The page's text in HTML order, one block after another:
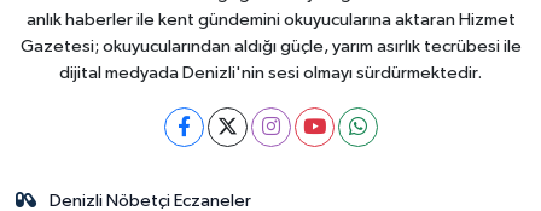
anlık haberler ile kent gündemini okuyucularına aktaran Hizmet
Gazetesi; okuyucularından aldığı güçle, yarım asırlık tecrübesi ile
dijital medyada Denizli'nin sesi olmayı sürdürmektedir.
Denizli Nöbetçi Eczaneler